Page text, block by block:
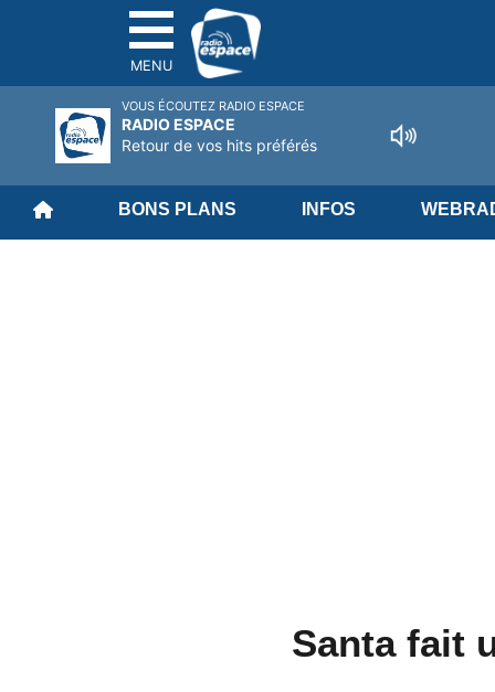
MENU
BONS PLANS INFOS
Santa fait
VOUS ÉCOUTEZ RADIO ESPACE
RADIO ESPACE
Retour de vos hits préférés